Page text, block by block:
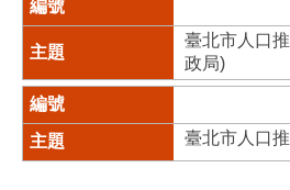
臺北市人口
政局)
臺北市人口